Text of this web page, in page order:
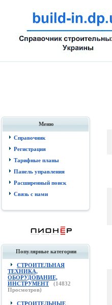
Меню
Справочник
Регистрация
Тарифные планы
Панель управления
Расширенный поиск
Связь с нами
Популярные категории
СТРОИТЕЛЬНАЯ
ТЕХНИКА,
ОБОРУДОВАНИЕ,
ИНСТРУМЕНТ
(14832
Просмотров)
СТРОИТЕЛЬНЫЕ